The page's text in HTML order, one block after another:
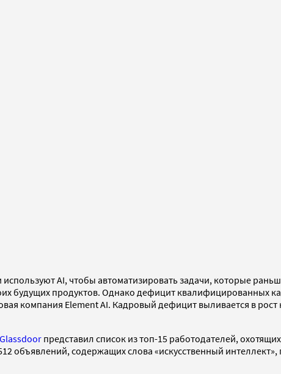
AI, чтобы автоматизировать задачи, которые
будущих продуктов. Однако дефицит квалифицированных
компания Element AI. Кадровый дефицит выливается в
Glassdoor представил список из топ-15 работодателей,
содержащих слова «искусственный интеллект»,